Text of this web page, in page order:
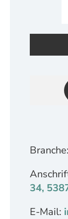
Branche:
34,
E-Mail: